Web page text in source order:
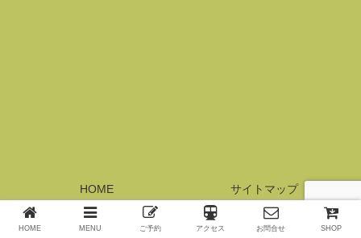
HOME サイトマップ
© 2017 横浜元町サロン・レジーナ.
HOME MENU ご予約 アクセス お問合せ SHOP